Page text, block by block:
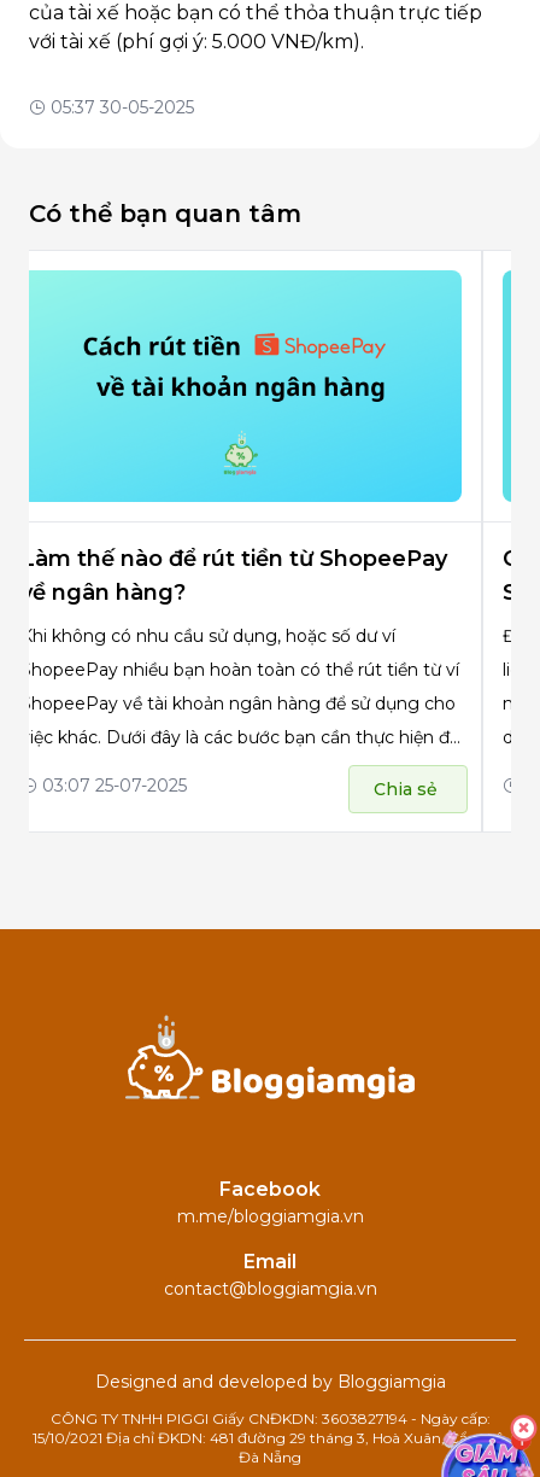
của tài xế hoặc bạn có thể thỏa thuận trực tiếp
với tài xế (phí gợi ý: 5.000 VNĐ/km).
05:37 30-05-2025
Có thể bạn quan tâm
Làm thế nào để rút tiền từ ShopeePay
về ngân hàng?
Khi không có nhu cầu sử dụng, hoặc số dư ví
ShopeePay nhiều bạn hoàn toàn có thể rút tiền từ ví
ShopeePay về tài khoản ngân hàng để sử dụng cho
việc khác. Dưới đây là các bước bạn cần thực hiện để
có thể rút tiền từ ví ShopeePay về tài khoản ngân
03:07 25-07-2025 Chia sẻ
Để
liên
nào
dõi
Facebook
m.me/bloggiamgia.vn
Email
contact@bloggiamgia.vn
Designed and developed by Bloggiamgia
CÔNG TY TNHH PIGGI Giấy CNĐKDN: 3603827194 - Ngày cấp:
15/10/2021 Địa chỉ ĐKDN: 481 đường 29 tháng 3, Hoà Xuân, Cẩm Lệ,
Đà Nẵng